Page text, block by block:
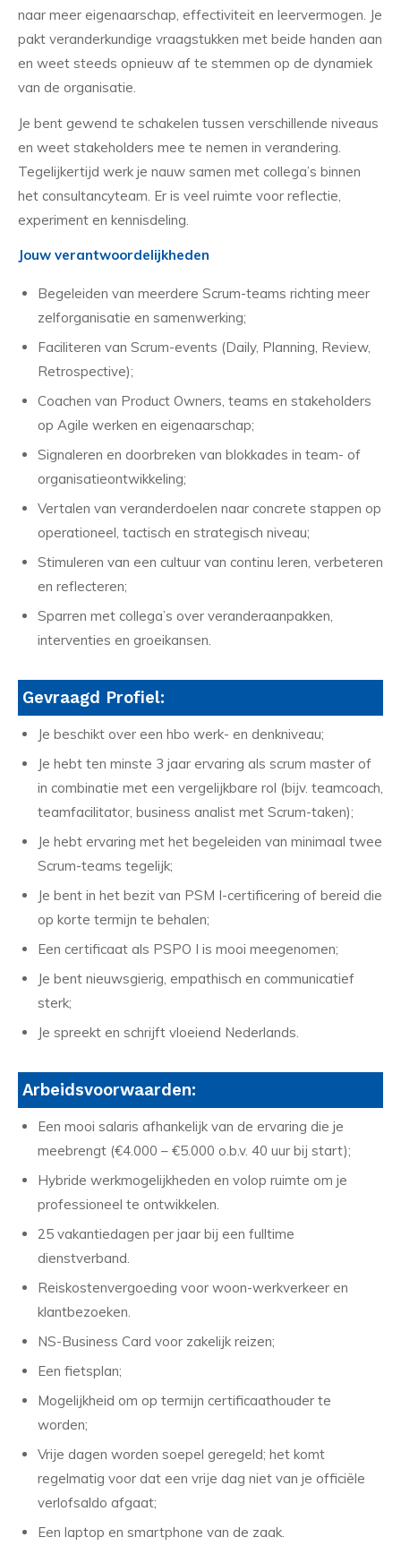
naar meer eigenaarschap, effectiviteit en leervermogen. Je
pakt veranderkundige vraagstukken met beide handen aan
en weet steeds opnieuw af te stemmen op de dynamiek
van de organisatie.
Je bent gewend te schakelen tussen verschillende niveaus
en weet stakeholders mee te nemen in verandering.
Tegelijkertijd werk je nauw samen met collega’s binnen
het consultancyteam. Er is veel ruimte voor reflectie,
experiment en kennisdeling.
Jouw verantwoordelijkheden
Begeleiden van meerdere Scrum-teams richting meer
zelforganisatie en samenwerking;
Faciliteren van Scrum-events (Daily, Planning, Review,
Retrospective);
Coachen van Product Owners, teams en stakeholders
op Agile werken en eigenaarschap;
Signaleren en doorbreken van blokkades in team- of
organisatieontwikkeling;
Vertalen van veranderdoelen naar concrete stappen op
operationeel, tactisch en strategisch niveau;
Stimuleren van een cultuur van continu leren, verbeteren
en reflecteren;
Sparren met collega’s over veranderaanpakken,
interventies en groeikansen.
Gevraagd Profiel:
Je beschikt over een hbo werk- en denkniveau;
Je hebt ten minste 3 jaar ervaring als scrum master of
in combinatie met een vergelijkbare rol (bijv. teamcoach,
teamfacilitator, business analist met Scrum-taken);
Je hebt ervaring met het begeleiden van minimaal twee
Scrum-teams tegelijk;
Je bent in het bezit van PSM I-certificering of bereid die
op korte termijn te behalen;
Een certificaat als PSPO I is mooi meegenomen;
Je bent nieuwsgierig, empathisch en communicatief
sterk;
Je spreekt en schrijft vloeiend Nederlands.
Arbeidsvoorwaarden:
Een mooi salaris afhankelijk van de ervaring die je
meebrengt (€4.000 – €5.000 o.b.v. 40 uur bij start);
Hybride werkmogelijkheden en volop ruimte om je
professioneel te ontwikkelen.
25 vakantiedagen per jaar bij een fulltime
dienstverband.
Reiskostenvergoeding voor woon-werkverkeer en
klantbezoeken.
NS-Business Card voor zakelijk reizen;
Een fietsplan;
Mogelijkheid om op termijn certificaathouder te
worden;
Vrije dagen worden soepel geregeld; het komt
regelmatig voor dat een vrije dag niet van je officiële
verlofsaldo afgaat;
Een laptop en smartphone van de zaak.